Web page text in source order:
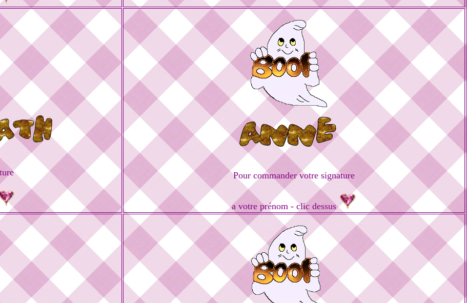
Pour commander votre signature
a votre prénom - clic dessus